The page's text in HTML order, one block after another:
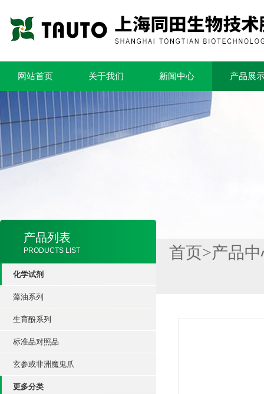
网站首页 关于我们 新闻中心 产品展
产品列表
PRODUCTS LIST
化学试剂
藻油系列
生育酚系列
标准品对照品
玄参或非洲魔鬼爪
更多分类
首页>产品